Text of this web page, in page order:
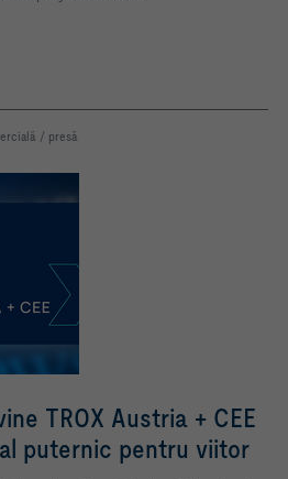
/ presă
TROX Austria + CEE
puternic pentru viitor